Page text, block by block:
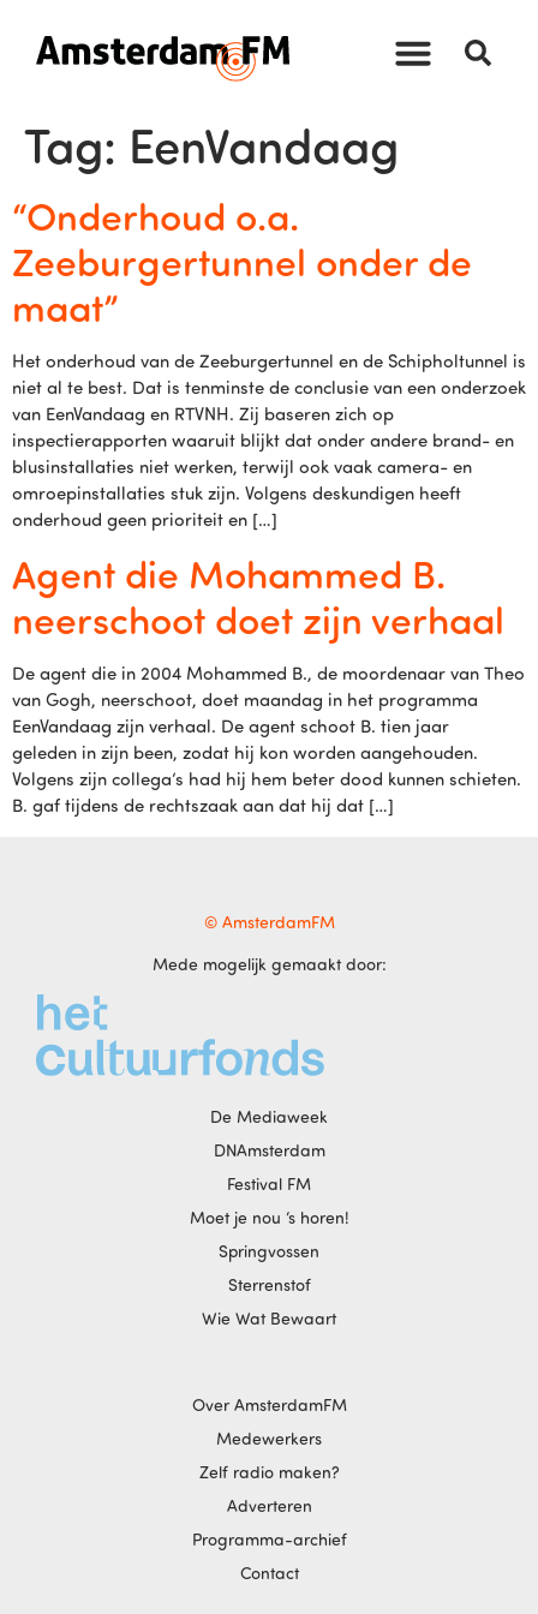
Tag: EenVandaag
“Onderhoud o.a.
Zeeburgertunnel onder de
maat”
Het onderhoud van de Zeeburgertunnel en de Schipholtunnel is
niet al te best. Dat is tenminste de conclusie van een onderzoek
van EenVandaag en RTVNH. Zij baseren zich op
inspectierapporten waaruit blijkt dat onder andere brand- en
blusinstallaties niet werken, terwijl ook vaak camera- en
omroepinstallaties stuk zijn. Volgens deskundigen heeft
onderhoud geen prioriteit en […]
Agent die Mohammed B.
neerschoot doet zijn verhaal
De agent die in 2004 Mohammed B., de moordenaar van Theo
van Gogh, neerschoot, doet maandag in het programma
EenVandaag zijn verhaal. De agent schoot B. tien jaar
geleden in zijn been, zodat hij kon worden aangehouden.
Volgens zijn collega’s had hij hem beter dood kunnen schieten.
B. gaf tijdens de rechtszaak aan dat hij dat […]
© AmsterdamFM
Mede mogelijk gemaakt door:
De Mediaweek
DNAmsterdam
Festival FM
Moet je nou ‘s horen!
Springvossen
Sterrenstof
Wie Wat Bewaart
Over AmsterdamFM
Medewerkers
Zelf radio maken?
Adverteren
Programma-archief
Contact